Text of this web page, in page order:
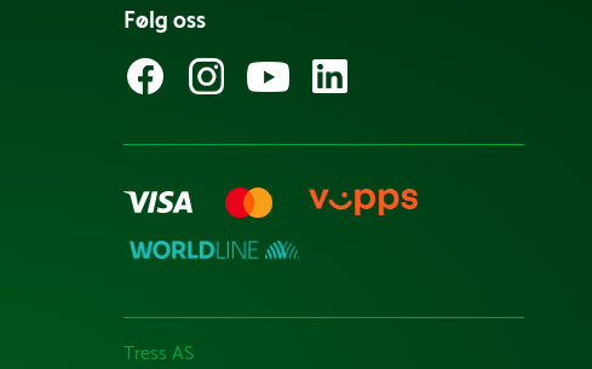
Følg oss
Tress AS